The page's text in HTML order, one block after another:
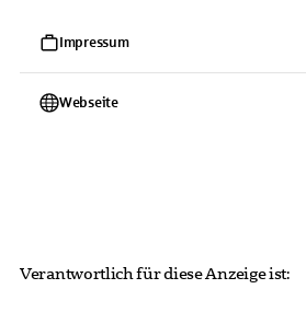
Impressum
Webseite
Verantwortlich für diese Anzeige ist: